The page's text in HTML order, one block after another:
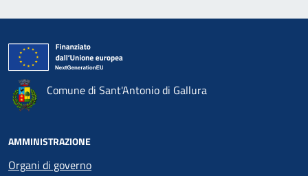
Comune di Sant'Antonio di Gallura
AMMINISTRAZIONE
Organi di governo